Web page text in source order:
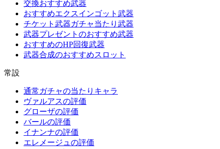
交換おすすめ武器
おすすめエクスインゴット武器
チケット武器ガチャ当たり武器
武器プレゼントのおすすめ武器
おすすめのHP回復武器
武器合成のおすすめスロット
常設
通常ガチャの当たりキャラ
ヴァルアスの評価
グローザの評価
バールの評価
イナンナの評価
エレメージュの評価